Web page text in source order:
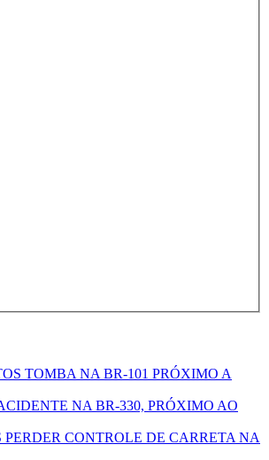
TOMBA NA BR-101 PRÓXIMO A
NA BR-330, PRÓXIMO AO
CONTROLE DE CARRETA NA